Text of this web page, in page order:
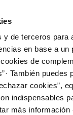
y de terceros
en base a
de
También
cookies”,
indispensables
más información
de titular
de suministro
Tu Servicio
AL CLIENTE
contacto
del agua
consumidor
DE GESTIÓN Y